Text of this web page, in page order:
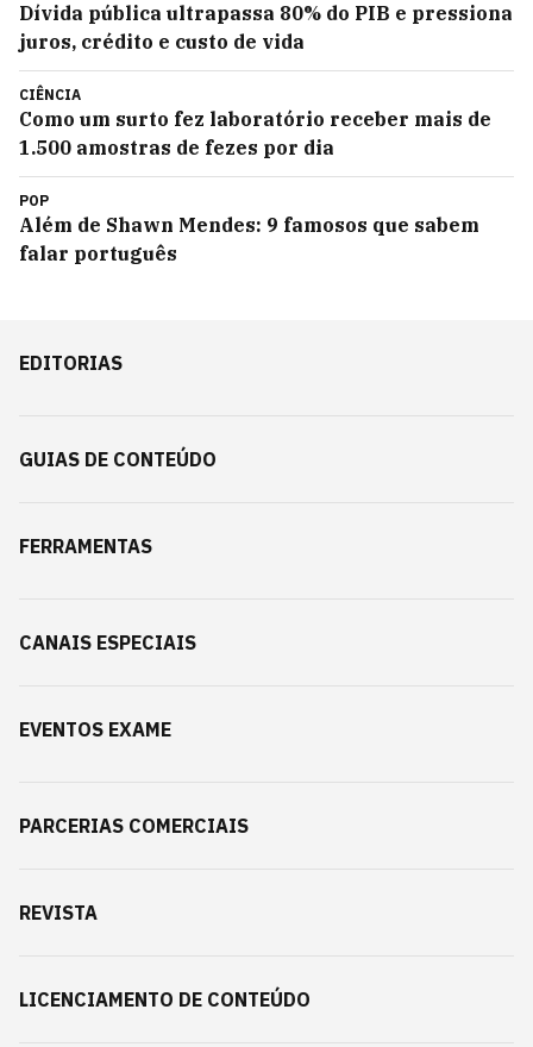
Dívida pública ultrapassa 80% do PIB e pressiona
juros, crédito e custo de vida
CIÊNCIA
Como um surto fez laboratório receber mais de
1.500 amostras de fezes por dia
POP
Além de Shawn Mendes: 9 famosos que sabem
falar português
EDITORIAS
GUIAS DE CONTEÚDO
FERRAMENTAS
CANAIS ESPECIAIS
EVENTOS EXAME
PARCERIAS COMERCIAIS
REVISTA
LICENCIAMENTO DE CONTEÚDO